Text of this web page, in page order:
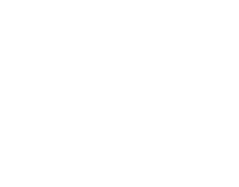
assunto após Vitória x
‘Impressionante’